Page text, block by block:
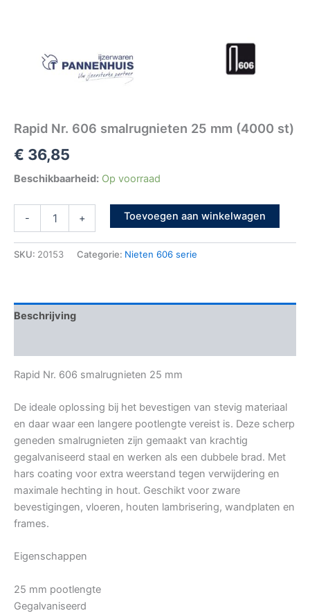
Rapid Nr. 606 smalrugnieten 25 mm (4000 st)
€ 36,85
Beschikbaarheid: Op voorraad
- + Toevoegen aan winkelwagen
SKU: 20153 Categorie: Nieten 606 serie
Beschrijving
Rapid Nr. 606 smalrugnieten 25 mm
De ideale oplossing bij het bevestigen van stevig materiaal
en daar waar een langere pootlengte vereist is. Deze scherp
geneden smalrugnieten zijn gemaakt van krachtig
gegalvaniseerd staal en werken als een dubbele brad. Met
hars coating voor extra weerstand tegen verwijdering en
maximale hechting in hout. Geschikt voor zware
bevestigingen, vloeren, houten lambrisering, wandplaten en
frames.
Eigenschappen
25 mm pootlengte
Gegalvaniseerd